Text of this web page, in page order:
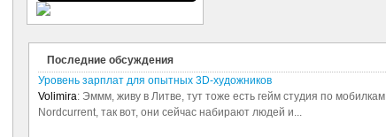
Последние обсуждения
Уровень зарплат для опытных 3D-художников
Volimira: Эммм, живу в Литве, тут тоже есть гейм студия по мобилкам
Nordcurrent, так вот, они сейчас набирают людей и...